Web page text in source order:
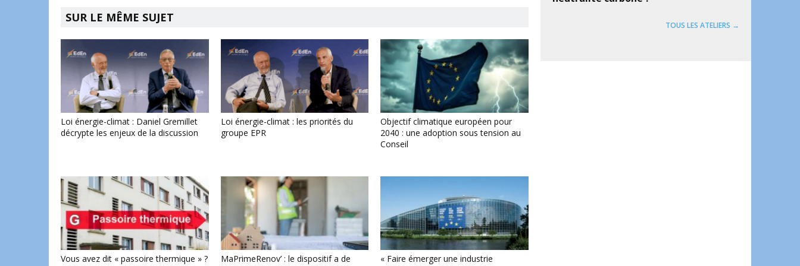
SUR LE MÊME SUJET
Loi énergie-climat : Daniel Gremillet
décrypte les enjeux de la discussion
Loi énergie-climat : les priorités du
groupe EPR
Objectif climatique européen pour
2040 : une adoption sous tension au
Conseil
Vous avez dit « passoire thermique » ?
MaPrimeRenov’ : le dispositif a de
« Faire émerger une industrie
TOUS LES ATELIERS →